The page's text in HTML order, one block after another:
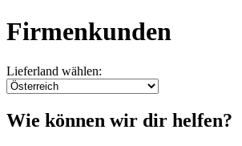
Firmenkunden
Lieferland wählen:
Wie können wir dir helfen?